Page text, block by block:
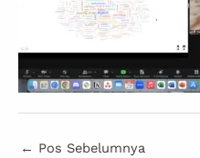
← Pos Sebelumnya